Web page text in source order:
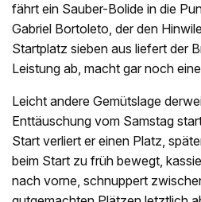
fährt ein Sauber-Bolide in die
Gabriel Bortoleto, der den
Startplatz sieben aus liefert der
Leistung ab, macht gar noch
Leicht andere Gemütslage
Enttäuschung vom Samstag
Start verliert er einen Platz,
beim Start zu früh bewegt,
nach vorne, schnuppert